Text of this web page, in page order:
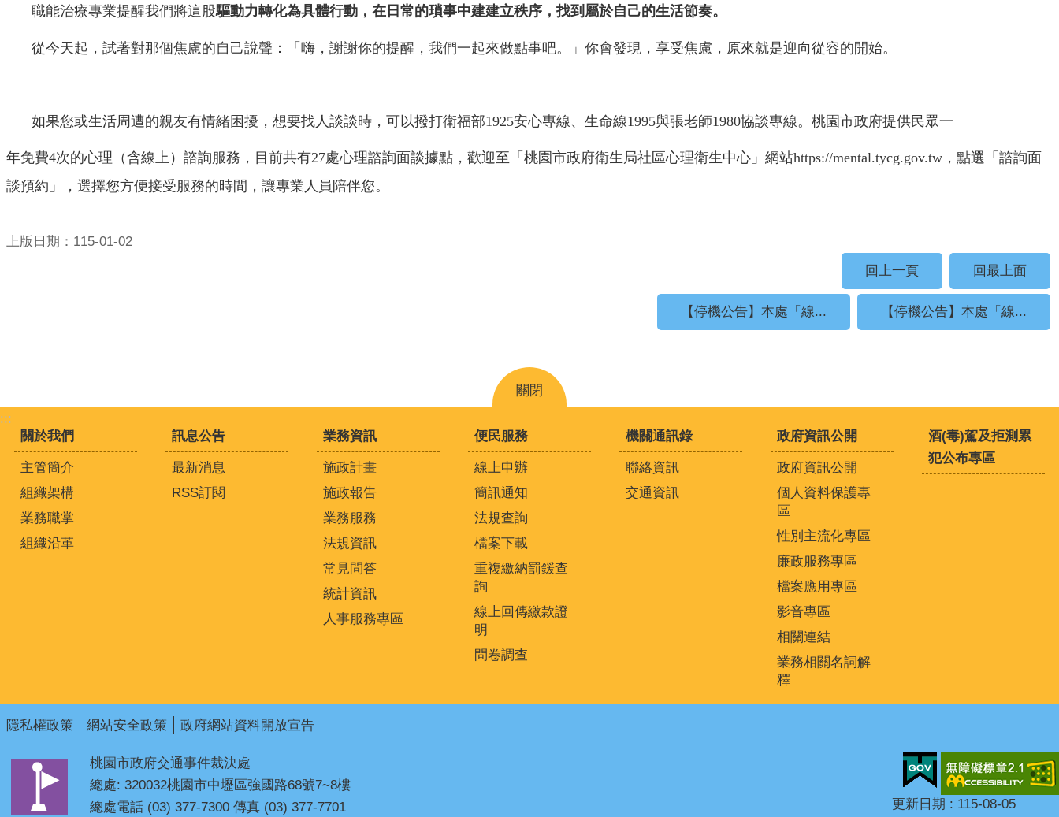
職能治療專業提醒我們將這股驅動力轉化為具體行動，在日常的瑣事中建建立秩序，找到屬於自己的生活節奏。
從今天起，試著對那個焦慮的自己說聲：「嗨，謝謝你的提醒，我們一起來做點事吧。」你會發現，享受焦慮，原來就是迎向從容的開始。
如果您或生活周遭的親友有情緒困擾，想要找人談談時，可以撥打衛福部1925安心專線、生命線1995與張老師1980協談專線。桃園市政府提供民眾一
年免費4次的心理（含線上）諮詢服務，目前共有27處心理諮詢面談據點，歡迎至「桃園市政府衛生局社區心理衛生中心」網站https://mental.tycg.gov.tw，點選「諮詢面
談預約」，選擇您方便接受服務的時間，讓專業人員陪伴您。
上版日期：115-01-02
回上一頁
回最上面
【停機公告】本處「線... 【停機公告】本處「線...
關閉
:::
關於我們
主管簡介
組織架構
業務職掌
組織沿革
訊息公告
最新消息
RSS訂閱
業務資訊
施政計畫
施政報告
業務服務
法規資訊
常見問答
統計資訊
人事服務專區
便民服務
線上申辦
簡訊通知
法規查詢
檔案下載
重複繳納罰鍰查
詢
線上回傳繳款證
明
問卷調查
機關通訊錄
聯絡資訊
交通資訊
政府資訊公開
政府資訊公開
個人資料保護專
區
性別主流化專區
廉政服務專區
檔案應用專區
影音專區
相關連結
業務相關名詞解
釋
酒(毒)駕及拒測累
犯公布專區
隱私權政策 網站安全政策 政府網站資料開放宣告
桃園市政府交通事件裁決處
總處: 320032桃園市中壢區強國路68號7~8樓
總處電話 (03) 377-7300 傳真 (03) 377-7701
更新日期 115-08-05